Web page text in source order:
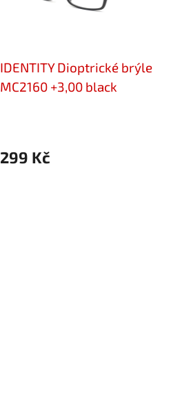
IDENTITY Dioptrické brýle
MC2160 +3,00 black
299 Kč